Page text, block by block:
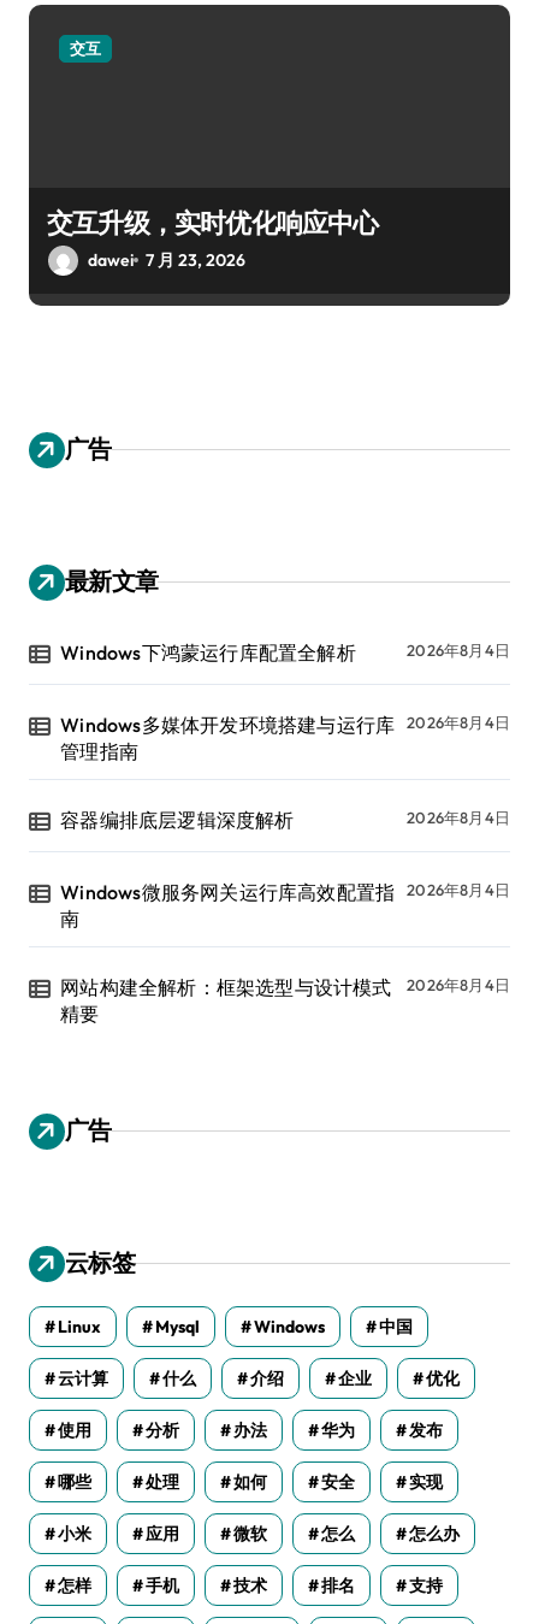
交互
交互升级，实时优化响应中心
dawei 7 月 23, 2026
广告
最新文章
Windows下鸿蒙运行库配置全解析 2026年8月4日
Windows多媒体开发环境搭建与运行库
管理指南
2026年8月4日
容器编排底层逻辑深度解析 2026年8月4日
Windows微服务网关运行库高效配置指
南
2026年8月4日
网站构建全解析：框架选型与设计模式
精要
2026年8月4日
广告
云标签
Linux Mysql Windows 中国
云计算 什么 介绍 企业 优化
使用 分析 办法 华为 发布
哪些 处理 如何 安全 实现
小米 应用 微软 怎么 怎么办
怎样 手机 技术 排名 支持